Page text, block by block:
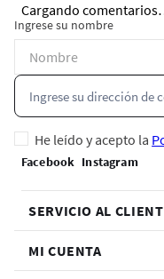
Cargando
Ingrese su nombre
He leído y acepto la
SERVICIO AL
MI CUENTA